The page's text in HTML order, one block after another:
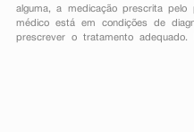
alguma, a medicação prescrita pelo
médico está em condições de
prescrever o tratamento